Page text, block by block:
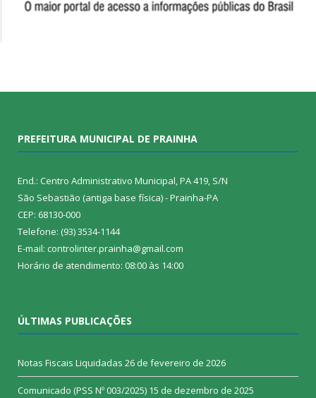
PREFEITURA MUNICIPAL DE PRAINHA
End.: Centro Administrativo Municipal, PA 419, S/N
São Sebastião (antiga base física) - Prainha-PA
CEP: 68130-000
Telefone: (93) 3534-1144
E-mail: controlinter.prainha@gmail.com
Horário de atendimento: 08:00 às 14:00
ÚLTIMAS PUBLICAÇÕES
Notas Fiscais Liquidadas 26 de fevereiro de 2026
Comunicado (PSS Nº 003/2025) 15 de dezembro de 2025